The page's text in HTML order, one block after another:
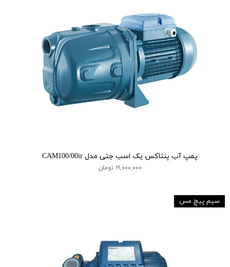
پمپ آب پنتاکس یک اسب جتی مدل CAM100/00ir
۲۱,۰۰۰,۰۰۰ تومان
سیم پیچ مس